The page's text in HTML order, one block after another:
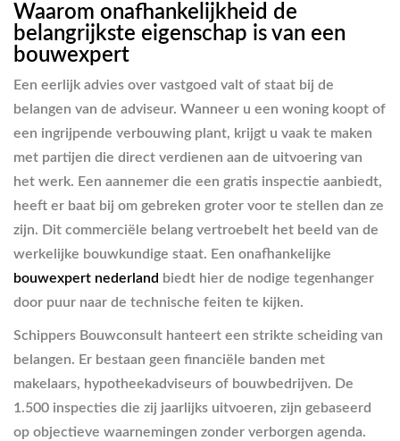
Waarom onafhankelijkheid de
belangrijkste eigenschap is van een
bouwexpert
Een eerlijk advies over vastgoed valt of staat bij de
belangen van de adviseur. Wanneer u een woning koopt of
een ingrijpende verbouwing plant, krijgt u vaak te maken
met partijen die direct verdienen aan de uitvoering van
het werk. Een aannemer die een gratis inspectie aanbiedt,
heeft er baat bij om gebreken groter voor te stellen dan ze
zijn. Dit commerciële belang vertroebelt het beeld van de
werkelijke bouwkundige staat. Een onafhankelijke
bouwexpert nederland biedt hier de nodige tegenhanger
door puur naar de technische feiten te kijken.
Schippers Bouwconsult hanteert een strikte scheiding van
belangen. Er bestaan geen financiële banden met
makelaars, hypotheekadviseurs of bouwbedrijven. De
1.500 inspecties die zij jaarlijks uitvoeren, zijn gebaseerd
op objectieve waarnemingen zonder verborgen agenda.